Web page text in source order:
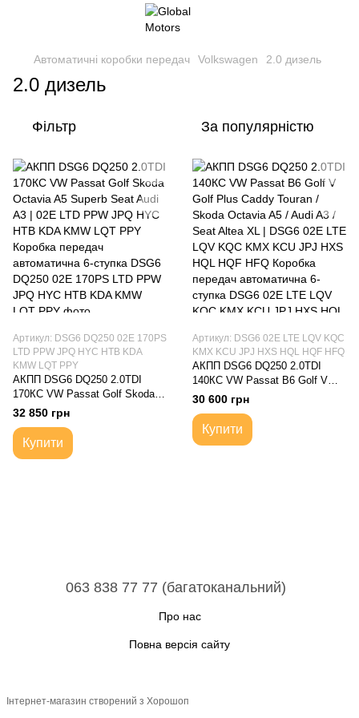
Автоматичні коробки передач Volkswagen 2.0 дизель
2.0 дизель
Фільтр За популярністю
Артикул: DSG6 DQ250 02E 170PS
LTD PPW JPQ HYC HTB KDA
KMW LQT PPY
АКПП DSG6 DQ250 2.0TDI
170КС VW Passat Golf Skoda
Octavia A5 Superb Seat Audi A3
| 02E LTD PPW JPQ HYC HTB
KDA KMW LQT PPY Коробка
передач автоматична 6-ступка
32 850 грн
Купити
Артикул: DSG6 02E LTE LQV KQC
KMX KCU JPJ HXS HQL HQF HFQ
АКПП DSG6 DQ250 2.0TDI
140КС VW Passat B6 Golf V
Golf Plus Caddy Touran / Skoda
Octavia A5 / Audi A3 / Seat Altea
XL | DSG6 02E LTE LQV KQC
KMX KCU JPJ HXS HQL HQF
30 600 грн
Купити
063 838 77 77 (багатоканальний)
Про нас
Повна версія сайту
Інтернет-магазин створений з Хорошоп